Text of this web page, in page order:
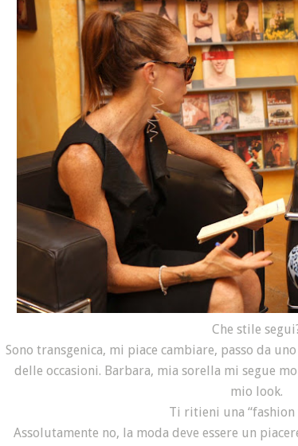
Che stile
Sono transgenica, mi piace cambiare, passo da
delle occasioni. Barbara, mia sorella mi segue
mio look.
Ti ritieni una “fashion
Assolutamente no, la moda deve essere un